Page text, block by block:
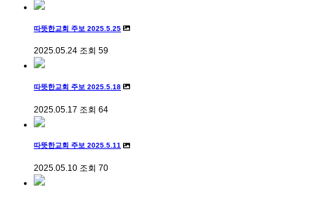
따뜻한교회 주보 2025.5.25
2025.05.24 조회 59
따뜻한교회 주보 2025.5.18
2025.05.17 조회 64
따뜻한교회 주보 2025.5.11
2025.05.10 조회 70